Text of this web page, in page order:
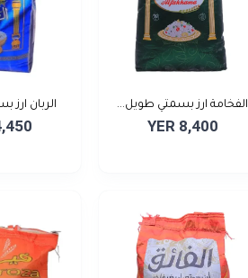
الفخامة ارز بسمتي طويل...
YER 8,400
الربان ارز